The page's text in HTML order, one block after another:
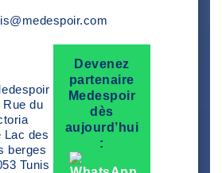
du
Lac des
berges
Tunis
Devenez
partenaire
Medespoir
dès
aujourd’hui
: